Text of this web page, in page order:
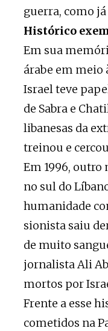
guerra, como
Histórico
Em sua
árabe em meio
Israel teve
de Sabra e
libanesas da
treinou e
Em 1996, outro
no sul do
humanidade
sionista saiu
de muito
jornalista Ali
mortos por
Frente a esse
cometidos na